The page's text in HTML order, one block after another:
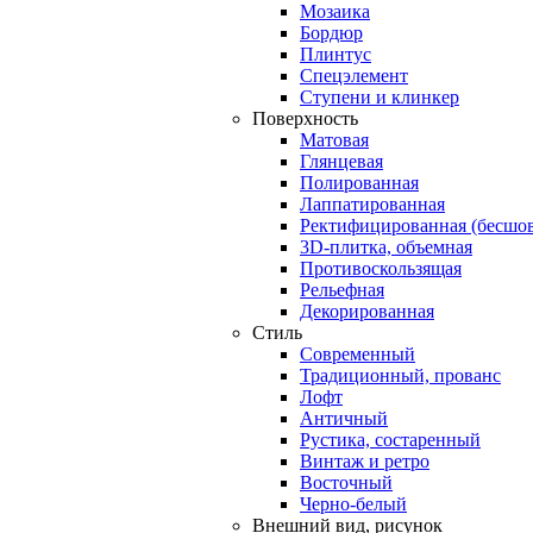
Мозаика
Бордюр
Плинтус
Спецэлемент
Ступени и клинкер
Поверхность
Матовая
Глянцевая
Полированная
Лаппатированная
Ректифицированная
3D-плитка, объемная
Противоскользящая
Рельефная
Декорированная
Стиль
Современный
Традиционный, прованс
Лофт
Античный
Рустика, состаренный
Винтаж и ретро
Восточный
Черно-белый
Внешний вид, рисунок